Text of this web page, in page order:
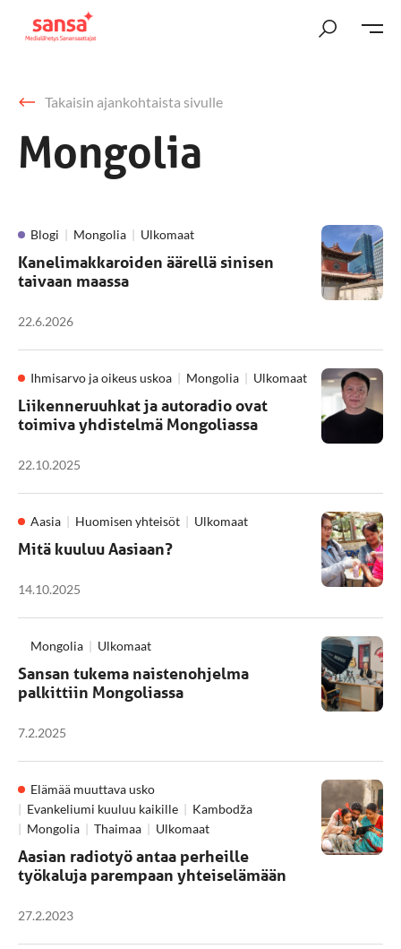
Takaisin ajankohtaista sivulle
Mongolia
Blogi Mongolia Ulkomaat
Kanelimakkaroiden äärellä sinisen
taivaan maassa
22.6.2026
Ihmisarvo ja oikeus uskoa Mongolia Ulkomaat
Liikenneruuhkat ja autoradio ovat
toimiva yhdistelmä Mongoliassa
22.10.2025
Aasia Huomisen yhteisöt Ulkomaat
Mitä kuuluu Aasiaan?
14.10.2025
Mongolia Ulkomaat
Sansan tukema naistenohjelma
palkittiin Mongoliassa
7.2.2025
Elämää muuttava usko
Evankeliumi kuuluu kaikille
Kambodža
Mongolia
Thaimaa Ulkomaat
Aasian radiotyö antaa perheille
työkaluja parempaan yhteiselämään
27.2.2023